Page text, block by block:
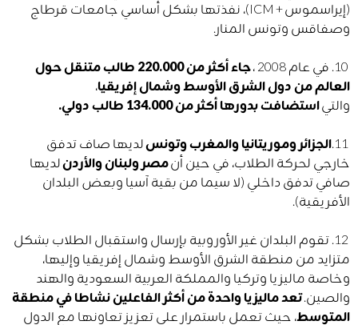
(إيراسموس + ICM)، نفذتها بشكل أساسي جامعات قرطاج
وصفاقس وتونس المنار.
جاء أكثر من 220.000 طالب متنقل حول
العالم من دول الشرق الأوسط وشمال إفريقيا،
والتياستضافت بدورها أكثر من 134.000 طالب دولي.
الجزائر وموريتانيا والمغرب وتونسلديها صاف تدفق
خارجي لحركة الطلاب، في حين أنمصر ولبنان والأردنلديها
صافي تدفق داخلي (لا سيما من بقية آسيا وبعض البلدان
الأفريقية).
12. تقوم البلدان غير الأوروبية بإرسال واستقبال الطلاب بشكل
متزايد من منطقة الشرق الأوسط وشمال إفريقيا وإليها،
وخاصة ماليزيا وتركيا والمملكة العربية السعودية والهند
والصين.تعد ماليزيا واحدة من أكثر الفاعلين نشاطا في منطقة
المتوسط، حيث تعمل باستمرار على تعزيز تعاونها مع الدول